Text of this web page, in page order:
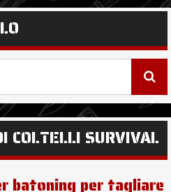
COLTELLI SURVIVAL
batoning per tagliare